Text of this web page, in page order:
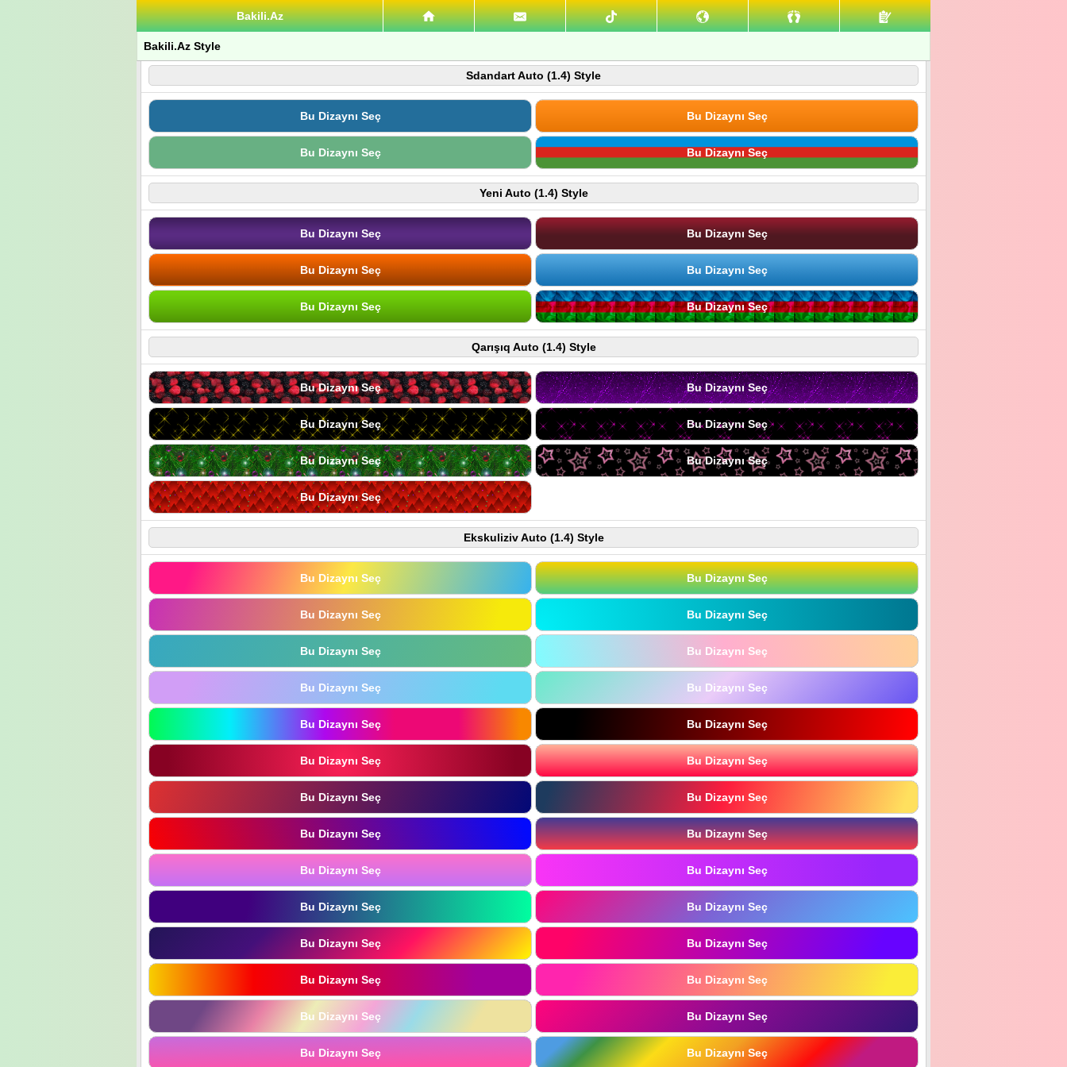
Bakili.Az
Bakili.Az Style
Sdandart Auto (1.4) Style
Bu Dizaynı Seç Bu Dizaynı Seç
Bu Dizaynı Seç Bu Dizaynı Seç
Yeni Auto (1.4) Style
Bu Dizaynı Seç Bu Dizaynı Seç
Bu Dizaynı Seç Bu Dizaynı Seç
Bu Dizaynı Seç Bu Dizaynı Seç
Qarışıq Auto (1.4) Style
Bu Dizaynı Seç Bu Dizaynı Seç
Bu Dizaynı Seç Bu Dizaynı Seç
Bu Dizaynı Seç Bu Dizaynı Seç
Bu Dizaynı Seç
Ekskuliziv Auto (1.4) Style
Bu Dizaynı Seç Bu Dizaynı Seç
Bu Dizaynı Seç Bu Dizaynı Seç
Bu Dizaynı Seç Bu Dizaynı Seç
Bu Dizaynı Seç Bu Dizaynı Seç
Bu Dizaynı Seç Bu Dizaynı Seç
Bu Dizaynı Seç Bu Dizaynı Seç
Bu Dizaynı Seç Bu Dizaynı Seç
Bu Dizaynı Seç Bu Dizaynı Seç
Bu Dizaynı Seç Bu Dizaynı Seç
Bu Dizaynı Seç Bu Dizaynı Seç
Bu Dizaynı Seç Bu Dizaynı Seç
Bu Dizaynı Seç Bu Dizaynı Seç
Bu Dizaynı Seç Bu Dizaynı Seç
Bu Dizaynı Seç Bu Dizaynı Seç